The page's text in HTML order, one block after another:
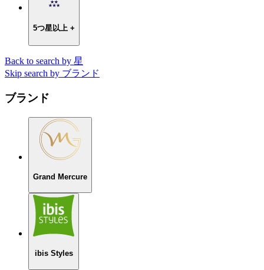
5つ星以上 +
Back to search by 星
Skip search by ブランド
ブランド
Grand Mercure
ibis Styles